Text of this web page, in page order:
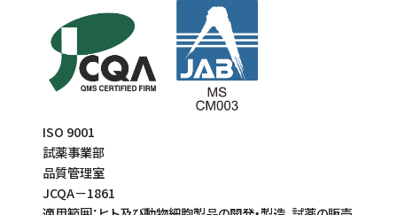
ISO 9001
試薬事業部
品質管理室
JCQA－1861